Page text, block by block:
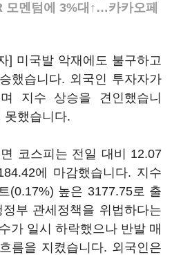
모멘텀에 3%대↑…카카오페
] 미국발 악재에도 불구하고
했습니다. 외국인 투자자가
지수 상승을 견인했습니
못했습니다.
코스피는 전일 대비 12.07
에 마감했습니다. 지수
(0.17%) 높은 3177.75로 출
부 관세정책을 위법하다는
가 일시 하락했으나 반발 매
름을 지켰습니다. 외국인은